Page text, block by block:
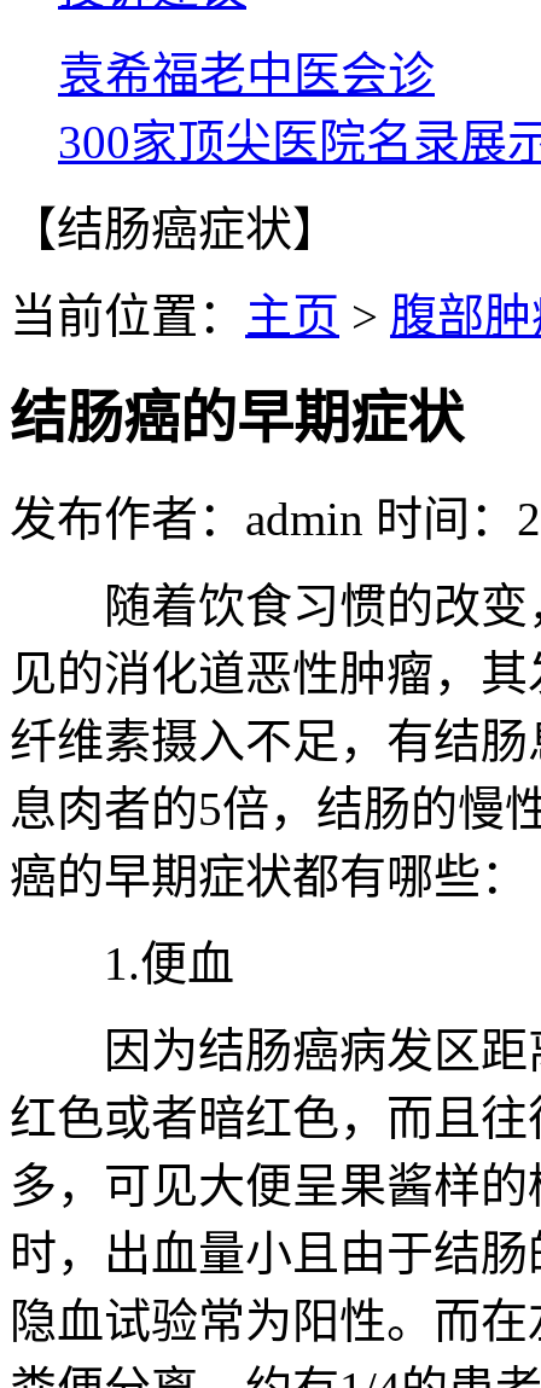
袁希福老中医会诊
300家顶尖医院名录展
【结肠癌症状】
当前位置： 主页 > 腹部
结肠癌的早期症状
发布作者：admin 时间：
随着饮食习惯的改变
见的消化道恶性肿瘤，
纤维素摄入不足，有结
息肉者的5倍，结肠的慢
癌的早期症状都有哪些：
1.便血
因为结肠癌病发区距
红色或者暗红色，而且
多，可见大便呈果酱样
时，出血量小且由于结
隐血试验常为阳性。而